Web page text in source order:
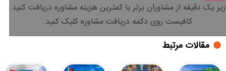
زیر یک دقیقه از مشاوران برتر باکمترین هزینه مشاوره دریافت کنید.
کافیست روی دکمه دریافت مشاوره کلیک کنید.
مقالات مرتبط